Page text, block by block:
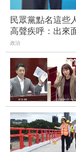
民眾黨點名這些
高聲疾呼：出來
政治